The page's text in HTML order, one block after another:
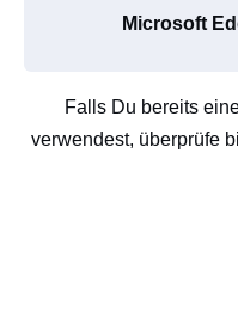
Microsoft
Falls Du bereits
verwendest, überprüfe